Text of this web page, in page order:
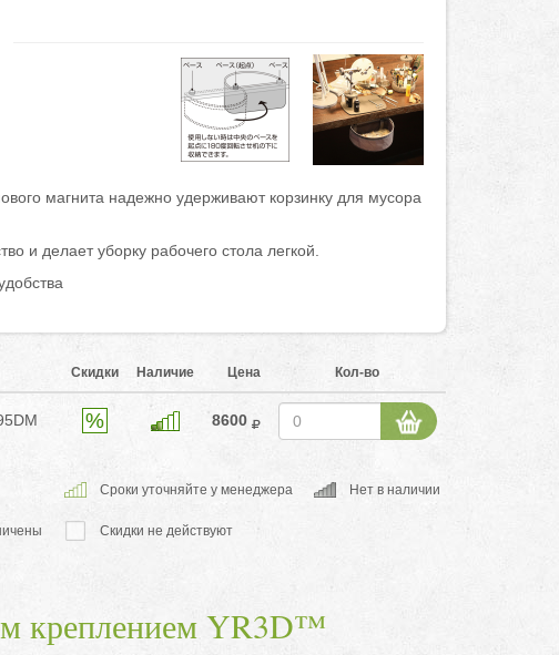
магнита надежно удерживают корзинку для мусора
и делает уборку рабочего стола легкой.
Скидки Наличие Цена Кол-во
8600
Cроки уточняйте у менеджера Нет в наличии
Скидки не действуют
креплением YR3D™